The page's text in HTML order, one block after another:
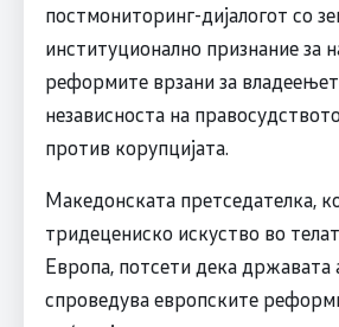
постмониторинг-дијалогот со
институционално признание за
реформите врзани за
независноста на
против корупцијата.
Македонската претседателка,
тридецениско искуство во
Европа, потсети дека државата
спроведува европските